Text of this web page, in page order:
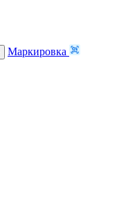
Маркировка